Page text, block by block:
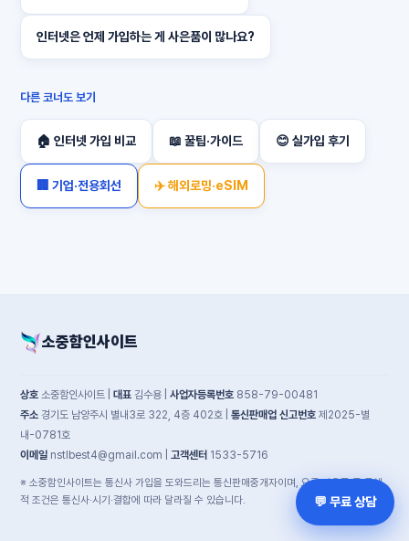
인터넷은 언제 가입하는 게 사은품이 많나요?
다른 코너도 보기
🏠 인터넷 가입 비교 📖 꿀팁·가이드 😊 실가입 후기
🏢 기업·전용회선 ✈️ 해외로밍·eSIM
💬 무료 상담
소중함인사이트
상호 소중함인사이트 | 대표 김수용 | 사업자등록번호 858-79-00481
주소 경기도 남양주시 별내3로 322, 4층 402호 | 통신판매업 신고번호 제2025-별
내-0781호
이메일 nstlbest4@gmail.com | 고객센터 1533-5716
※ 소중함인사이트는 통신사 가입을 도와드리는 통신판매중개자이며, 요금·사은품 등 구체
적 조건은 통신사·시기·결합에 따라 달라질 수 있습니다.